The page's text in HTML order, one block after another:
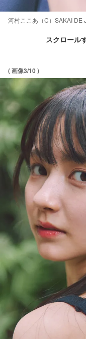
河村ここあ（C）SAKAI DE
スクロール
( 画像3/10 )